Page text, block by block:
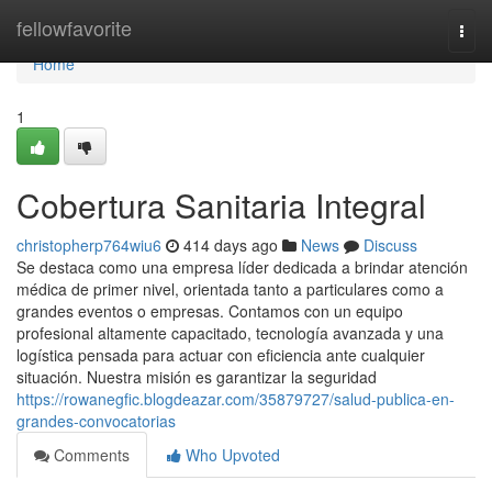
fellowfavorite
Home
Home
1
Cobertura Sanitaria Integral
christopherp764wiu6 414 days ago News
Discuss
Se destaca como una empresa líder dedicada a brindar atención
médica de primer nivel, orientada tanto a particulares como a
grandes eventos o empresas. Contamos con un equipo
profesional altamente capacitado, tecnología avanzada y una
logística pensada para actuar con eficiencia ante cualquier
situación. Nuestra misión es garantizar la seguridad
https://rowanegfic.blogdeazar.com/35879727/salud-publica-en-
grandes-convocatorias
Comments
Who Upvoted